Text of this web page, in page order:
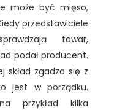
może być mięso,
przedstawiciele
towar,
podał producent.
skład zgadza się z
jest w porządku.
przykład kilka